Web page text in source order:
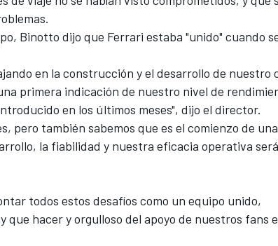
Binotto dijo que Ferrari estaba "unido" cuando
en la construcción y el desarrollo de nuestro
primera indicación de nuestro nivel de
en los últimos meses", dijo el director.
pero también sabemos que es el comienzo de
la fiabilidad y nuestra eficacia operativa
todos estos desafíos como un equipo unido,
que hacer y orgulloso del apoyo de nuestros fans